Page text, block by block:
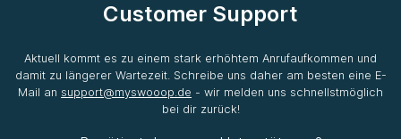
Customer Support
Aktuell kommt es zu einem stark erhöhtem Anrufaufkommen und
damit zu längerer Wartezeit. Schreibe uns daher am besten eine E-
Mail an support@myswooop.de - wir melden uns schnellstmöglich
bei dir zurück!